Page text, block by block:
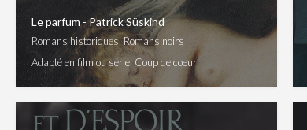
Le parfum - Patrick Süskind
Romans historiques, Romans noirs
Adapté en film ou série, Coup de coeur